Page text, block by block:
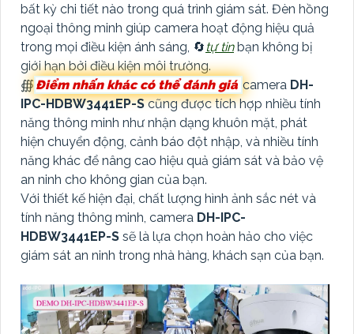
bất kỳ chi tiết nào trong quá trình giám sát. Đèn hồng
ngoại thông minh giúp camera hoạt động hiệu quả
trong mọi điều kiện ánh sáng, 🔄 tự tinbạn không bị
giới hạn bởi điều kiện môi trường.
∰ Điểm nhấn khác có thể đánh giá camera DH-
IPC-HDBW3441EP-Scũng được tích hợp nhiều tính
năng thông minh như nhận dạng khuôn mặt, phát
hiện chuyển động, cảnh báo đột nhập, và nhiều tính
năng khác để nâng cao hiệu quả giám sát và bảo vệ
an ninh cho không gian của bạn.
Với thiết kế hiện đại, chất lượng hình ảnh sắc nét và
tính năng thông minh, camera DH-IPC-
HDBW3441EP-S sẽ là lựa chọn hoàn hảo cho việc
giám sát an ninh trong nhà hàng, khách sạn của bạn.